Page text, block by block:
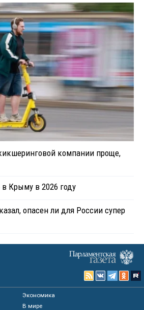
компании проще,
в Крыму в 2026 году
опасен ли для России супер
Экономика
В мире